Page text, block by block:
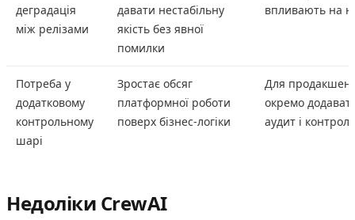
деградація
між релізами
давати нестабільну
якість без явної
помилки
впливають на
Потреба у
додатковому
контрольному
шарі
Зростає обсяг
платформної роботи
поверх бізнес-логіки
Для
окремо
аудит і
Недоліки CrewAI